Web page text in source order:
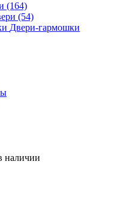
(164)
(54)
Двери-гармошки
наличии